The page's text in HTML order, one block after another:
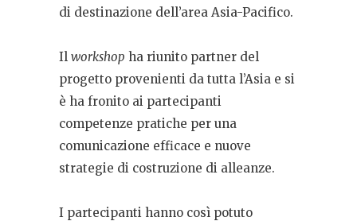
di destinazione dell’area Asia-Pacifico.
Il workshop ha riunito partner del
progetto provenienti da tutta l’Asia e si
è ha fronito ai partecipanti
competenze pratiche per una
comunicazione efficace e nuove
strategie di costruzione di alleanze.
I partecipanti hanno così potuto